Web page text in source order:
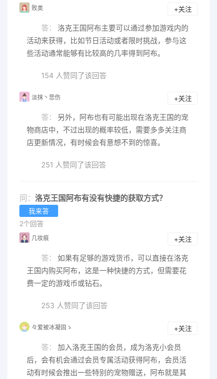
败类 +关注
答：
洛克王国阿布主要可以通过参加游戏内的
活动来获得，比如节日活动或者限时挑战，参与这
些活动通常能够有比较高的几率得到阿布。
154 人赞同了该回答
淡抹丶悲伤 +关注
答：
另外，阿布也有可能出现在洛克王国的宠
物商店中，不过出现的概率较低，需要多多关注商
店更新情况，有时候会有意想不到的惊喜。
251 人赞同了该回答
问： 洛克王国阿布有没有快捷的获取方式？
我来答
2个回答
几妆痕 +关注
答：
如果有足够的游戏货币，可以直接在洛克
王国内购买阿布，这是一种快捷的方式，但需要花
费一定的游戏币或钻石。
253 人赞同了该回答
々爱被冰凝固ゝ +关注
答：
加入洛克王国的会员，成为洛克小会员
后，会有机会通过会员专属活动获得阿布，会员活
动有时候会推出一些特别的宠物赠送，阿布就是其